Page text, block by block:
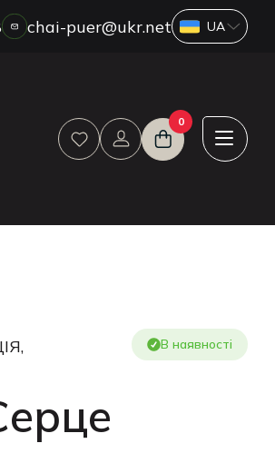
ГУРТ
ДРОП
chai-puer@ukr.net
0
В наявності